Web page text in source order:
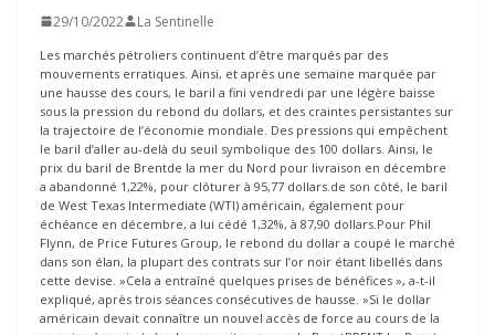
29/10/2022 La Sentinelle
Les marchés pétroliers continuent d’être marqués par des
mouvements erratiques. Ainsi, et après une semaine marquée par
une hausse des cours, le baril a fini vendredi par une légère baisse
sous la pression du rebond du dollars, et des craintes persistantes sur
la trajectoire de l’économie mondiale. Des pressions qui empêchent
le baril d’aller au-delà du seuil symbolique des 100 dollars. Ainsi, le
prix du baril de Brentde la mer du Nord pour livraison en décembre
a abandonné 1,22%, pour clôturer à 95,77 dollars.de son côté, le baril
de West Texas Intermediate (WTI) américain, également pour
échéance en décembre, a lui cédé 1,32%, à 87,90 dollars.Pour Phil
Flynn, de Price Futures Group, le rebond du dollar a coupé le marché
dans son élan, la plupart des contrats sur l’or noir étant libellés dans
cette devise. »Cela a entraîné quelques prises de bénéfices », a-t-il
expliqué, après trois séances consécutives de hausse. »Si le dollar
américain devait connaître un nouvel accès de force au cours de la